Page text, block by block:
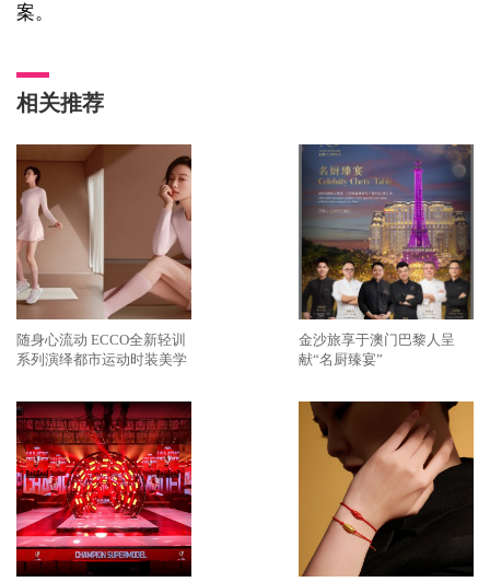
案。
相关推荐
随身心流动 ECCO全新轻训
系列演绎都市运动时装美学
金沙旅享于澳门巴黎人呈
献“名厨臻宴”